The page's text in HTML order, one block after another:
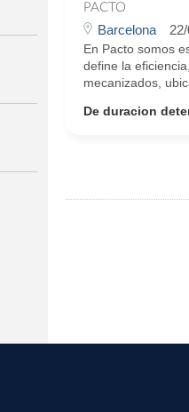
PACTO
Barcelona
En Pacto somos
define la
mecanizados,
De duracion